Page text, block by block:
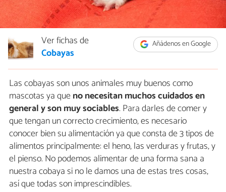
Añádenos en Google
Ver fichas de
Cobayas
Las cobayas son unos animales muy buenos como
mascotas ya queno necesitan muchos cuidados en
general y son muy sociables. Para darles de comer y
que tengan un correcto crecimiento, es necesario
conocer bien su alimentación ya que consta de 3 tipos de
alimentos principalmente: el heno, las verduras y frutas, y
el pienso. No podemos alimentar de una forma sana a
nuestra cobaya si no le damos una de estas tres cosas,
así que todas son imprescindibles.